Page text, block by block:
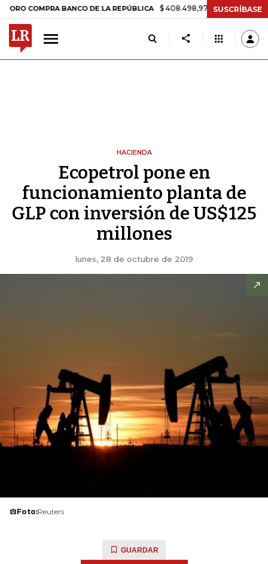
BANCO DE LA REPÚBLICA $ 408.498,97 +$ 8.753,81 +2,19%
SUSCRÍBASE
HACIENDA
Ecopetrol pone en
funcionamiento planta de
GLP con inversión de US$125
millones
lunes, 28 de octubre de 2019
Foto:Reuters
GUARDAR